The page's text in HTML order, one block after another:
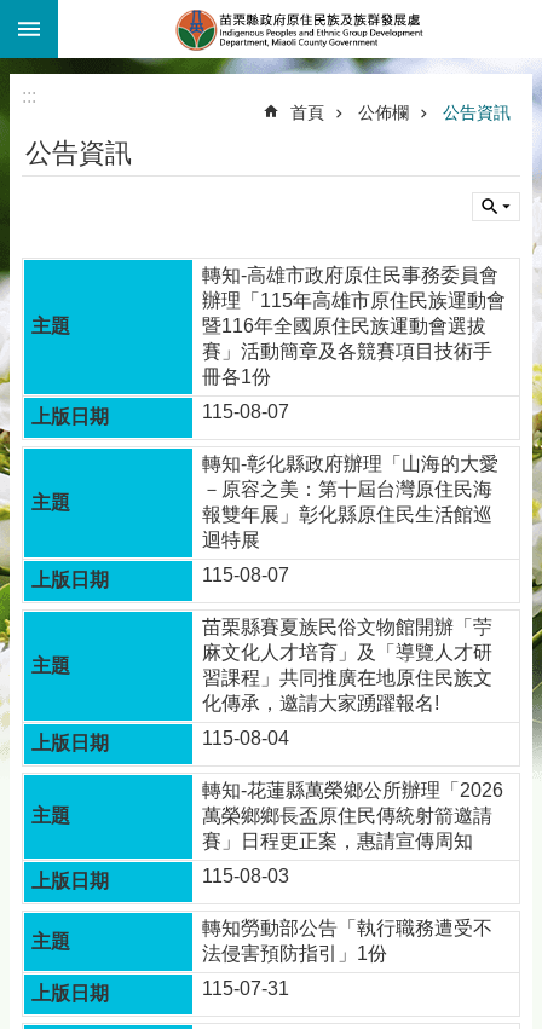
跳到主要內容區塊
:::
首頁 公佈欄 公告資訊
公告資訊
轉知-高雄市政府原住民事務委員會
辦理「115年高雄市原住民族運動會
暨116年全國原住民族運動會選拔
賽」活動簡章及各競賽項目技術手
冊各1份
115-08-07
轉知-彰化縣政府辦理「山海的大愛
－原容之美：第十屆台灣原住民海
報雙年展」彰化縣原住民生活館巡
迴特展
115-08-07
苗栗縣賽夏族民俗文物館開辦「苧
麻文化人才培育」及「導覽人才研
習課程」共同推廣在地原住民族文
化傳承，邀請大家踴躍報名!
115-08-04
轉知-花蓮縣萬榮鄉公所辦理「2026
萬榮鄉鄉長盃原住民傳統射箭邀請
賽」日程更正案，惠請宣傳周知
115-08-03
轉知勞動部公告「執行職務遭受不
法侵害預防指引」1份
115-07-31